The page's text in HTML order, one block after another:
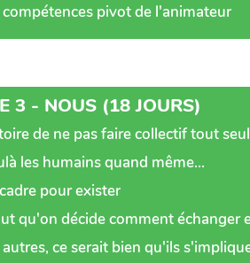
compétences pivot de l'animateur
3 - NOUS (18 JOURS)
de ne pas faire collectif tout
les humains quand même...
pour exister
qu'on décide comment échanger
autres, ce serait bien qu'ils